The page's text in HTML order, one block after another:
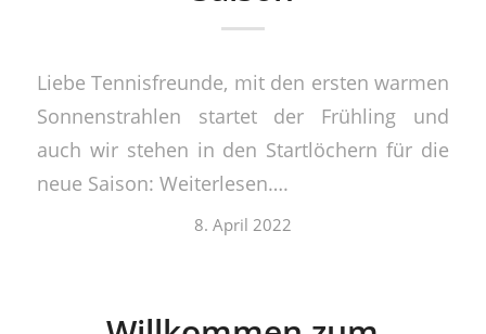
Liebe Tennisfreunde, mit den ersten warmen
Sonnenstrahlen startet der Frühling und
auch wir stehen in den Startlöchern für die
neue Saison: Weiterlesen….
8. April 2022